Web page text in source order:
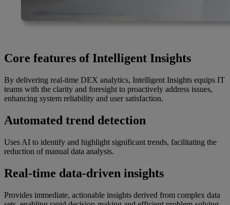
Core features of Intelligent Insights
By delivering real-time DEX analytics, Intelligent Insights equips IT
teams with the clarity and foresight to proactively address issues,
enhancing system reliability and user satisfaction.
Automated trend detection
Uses AI to identify and highlight significant trends, facilitating the
reduction of manual data analysis.
Real-time data-driven insights
Provides immediate, actionable insights derived from complex data